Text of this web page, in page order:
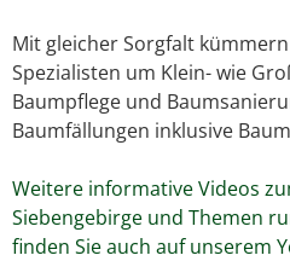
Mit gleicher Sorgfalt
Spezialisten um Klein- wie
Baumpflege und
Baumfällungen inklusive
Weitere informative Videos
Siebengebirge und Themen
finden Sie auch auf unserem